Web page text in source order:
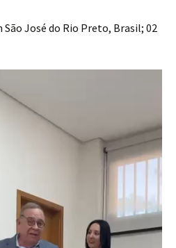
José do Rio Preto, Brasil; 02